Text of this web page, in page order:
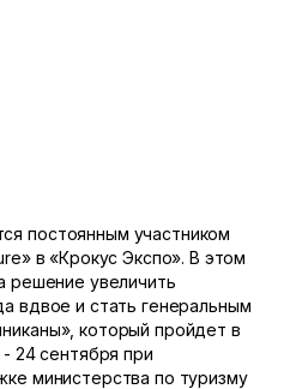
постоянным участником
в «Крокус Экспо». В этом
решение увеличить
вдвое и стать генеральным
который пройдет в
24 сентября при
министерства по туризму